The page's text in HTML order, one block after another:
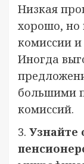
Низкая
хорошо, но
комиссии
Иногда
большими
комиссий.
3. Узнайте